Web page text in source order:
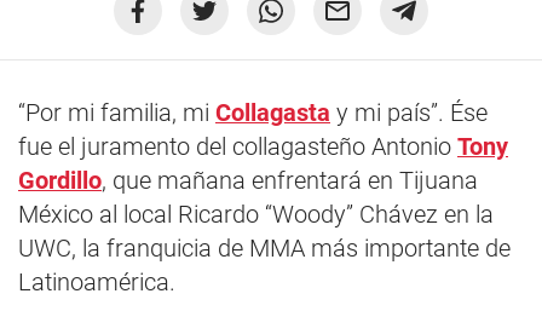
“Por mi familia, mi Collagasta y mi país”. Ése
fue el juramento del collagasteño Antonio Tony
Gordillo, que mañana enfrentará en Tijuana
México al local Ricardo “Woody” Chávez en la
UWC, la franquicia de MMA más importante de
Latinoamérica.